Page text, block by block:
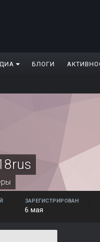
БЛОГИ
ЗАРЕГИСТРИРОВАН
6 мая